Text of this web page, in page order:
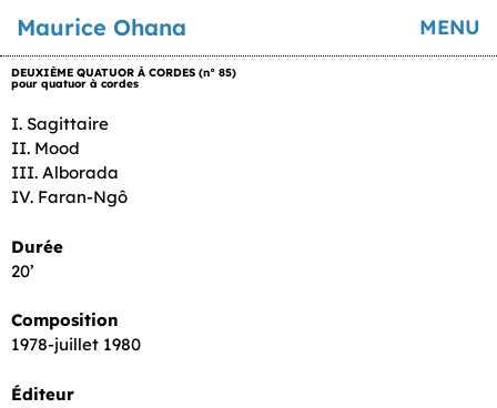
Maurice Ohana MENU
DEUXIÈME QUATUOR À CORDES (n° 85)
pour quatuor à cordes
I. Sagittaire
II. Mood
III. Alborada
IV. Faran-Ngô
Durée
20’
Composition
1978-juillet 1980
Éditeur